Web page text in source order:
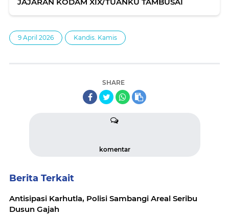
9 April 2026 Kandis. Kamis
SHARE
komentar
Berita Terkait
Antisipasi Karhutla, Polisi Sambangi Areal Seribu
Dusun Gajah